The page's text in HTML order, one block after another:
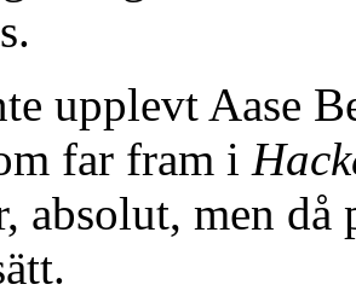
upplevt Aase
far fram i
absolut, men